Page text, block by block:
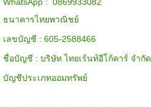
ธนาคารไทยพาณิชย์
เลขบัญชี : 605-2588466
ชื่อบัญชี : บริษัท ไทยเร้นท์อีโก้คาร์ จำกัด
บัญชีประเภทออมทรัพย์